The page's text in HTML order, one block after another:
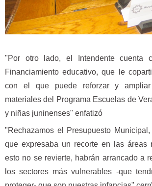
"Por otro lado, el Intendente cuenta
Financiamiento educativo, que le
con el que puede reforzar y
materiales del Programa Escuelas de
y niñas juninenses" enfatizó
"Rechazamos el Presupuesto
que expresaba un recorte en las áreas
esto no se revierte, habrán arrancado a
los sectores más vulnerables -que